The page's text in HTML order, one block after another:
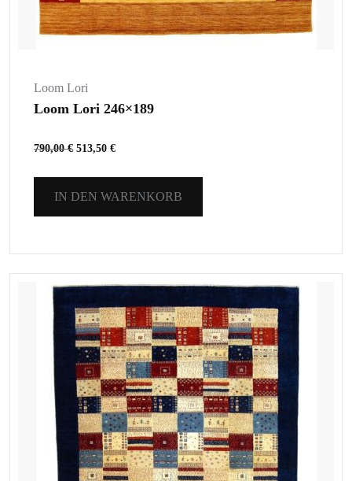
Loom Lori
Loom Lori 246×189
790,00€ 513,50 €
IN DEN WARENKORB